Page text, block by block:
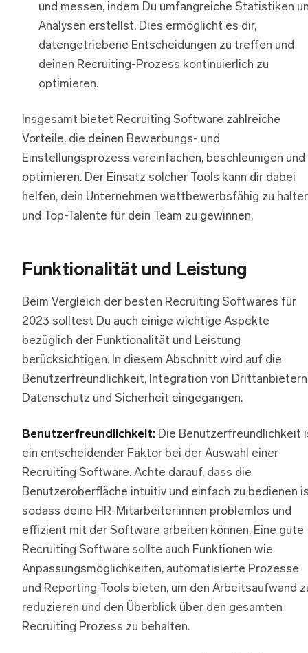
und messen, indem Du umfangreiche Statistiken
Analysen erstellst. Dies ermöglicht es dir,
datengetriebene Entscheidungen zu treffen und
deinen Recruiting-Prozess kontinuierlich zu
optimieren.
Insgesamt bietet Recruiting Software zahlreiche
Vorteile, die deinen Bewerbungs- und
Einstellungsprozess vereinfachen, beschleunigen und
optimieren. Der Einsatz solcher Tools kann dir dabei
helfen, dein Unternehmen wettbewerbsfähig zu
und Top-Talente für dein Team zu gewinnen.
Funktionalität und Leistung
Beim Vergleich der besten Recruiting Softwares für
2023 solltest Du auch einige wichtige Aspekte
bezüglich der Funktionalität und Leistung
berücksichtigen. In diesem Abschnitt wird auf die
Benutzerfreundlichkeit, Integration von
Datenschutz und Sicherheit eingegangen.
Benutzerfreundlichkeit: Die Benutzerfreundlichkeit
ein entscheidender Faktor bei der Auswahl einer
Recruiting Software. Achte darauf, dass die
Benutzeroberfläche intuitiv und einfach zu bedienen
sodass deine HR-Mitarbeiter:innen problemlos und
effizient mit der Software arbeiten können. Eine gute
Recruiting Software sollte auch Funktionen wie
Anpassungsmöglichkeiten, automatisierte Prozesse
und Reporting-Tools bieten, um den Arbeitsaufwand
reduzieren und den Überblick über den gesamten
Recruiting Prozess zu behalten.